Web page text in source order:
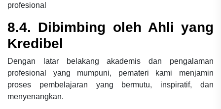
profesional
8.4. Dibimbing oleh Ahli yang
Kredibel
Dengan latar belakang akademis dan pengalaman
profesional yang mumpuni, pemateri kami menjamin
proses pembelajaran yang bermutu, inspiratif, dan
menyenangkan.